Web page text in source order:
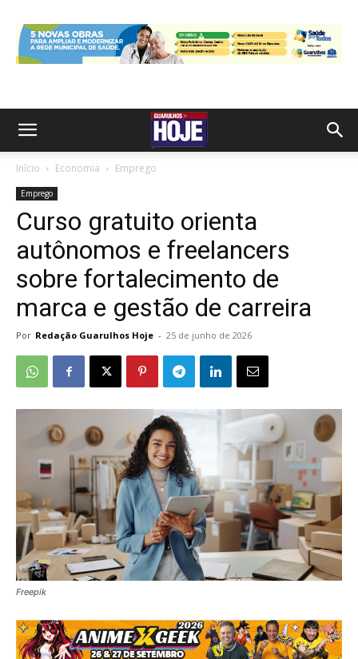
Início Economia Emprego
Emprego
Curso gratuito orienta
autônomos e freelancers
sobre fortalecimento de
marca e gestão de carreira
Por Redação Guarulhos Hoje - 25 de junho de 2026
Freepik